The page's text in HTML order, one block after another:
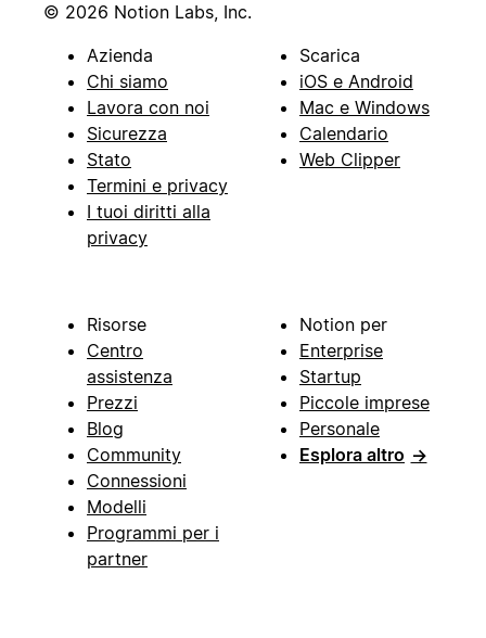
© 2026 Notion Labs, Inc.
Azienda
Chi siamo
Lavora con noi
Sicurezza
Stato
Termini e privacy
I tuoi diritti alla
privacy
Scarica
iOS e Android
Mac e Windows
Calendario
Web Clipper
Risorse
Centro
assistenza
Prezzi
Blog
Community
Connessioni
Modelli
Programmi per i
partner
Notion per
Enterprise
Startup
Piccole imprese
Personale
Esplora altro →